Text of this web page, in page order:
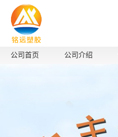
公司首页 公司介绍